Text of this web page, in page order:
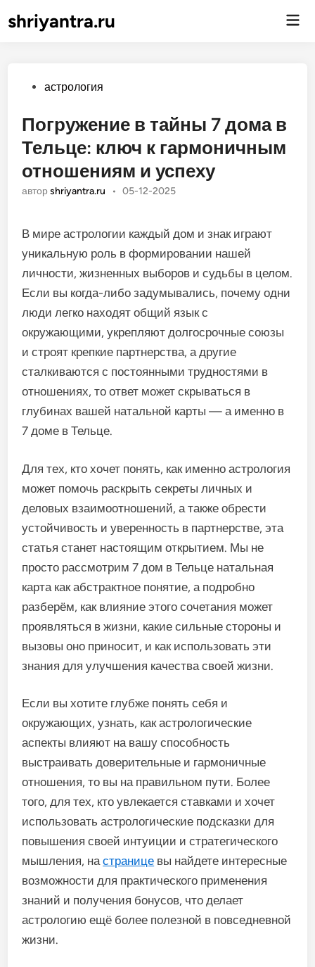
shriyantra.ru
Опубликовано
астрология
Погружение в тайны 7 дома в
Тельце: ключ к гармоничным
отношениям и успеху
авторshriyantra.ru • 05-12-2025
В мире астрологии каждый дом и знак играют
уникальную роль в формировании нашей
личности, жизненных выборов и судьбы в целом.
Если вы когда-либо задумывались, почему одни
люди легко находят общий язык с
окружающими, укрепляют долгосрочные союзы
и строят крепкие партнерства, а другие
сталкиваются с постоянными трудностями в
отношениях, то ответ может скрываться в
глубинах вашей натальной карты — а именно в
7 доме в Тельце.
Для тех, кто хочет понять, как именно астрология
может помочь раскрыть секреты личных и
деловых взаимоотношений, а также обрести
устойчивость и уверенность в партнерстве, эта
статья станет настоящим открытием. Мы не
просто рассмотрим 7 дом в Тельце натальная
карта как абстрактное понятие, а подробно
разберём, как влияние этого сочетания может
проявляться в жизни, какие сильные стороны и
вызовы оно приносит, и как использовать эти
знания для улучшения качества своей жизни.
Если вы хотите глубже понять себя и
окружающих, узнать, как астрологические
аспекты влияют на вашу способность
выстраивать доверительные и гармоничные
отношения, то вы на правильном пути. Более
того, для тех, кто увлекается ставками и хочет
использовать астрологические подсказки для
повышения своей интуиции и стратегического
мышления, настранице вы найдете интересные
возможности для практического применения
знаний и получения бонусов, что делает
астрологию ещё более полезной в повседневной
жизни.